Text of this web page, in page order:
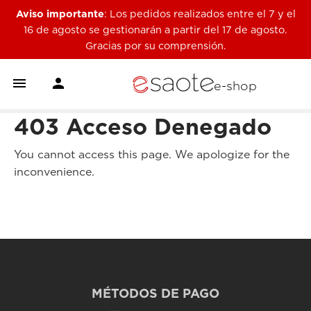
Aviso importante: Los pedidos realizados entre el 7 y el
16 de agosto se gestionarán a partir del 17 de agosto.
Gracias por su comprensión.
  e-shop
403 Acceso Denegado
You cannot access this page. We apologize for the
inconvenience.
MÉTODOS DE PAGO